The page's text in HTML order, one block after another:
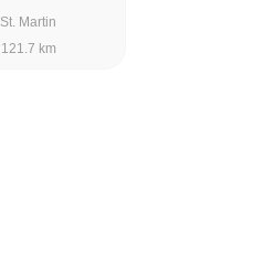
St. Martin
121.7 km